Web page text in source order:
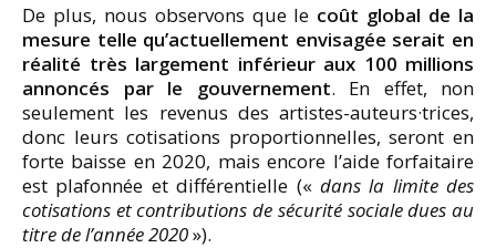
De plus, nous observons que le coût global de la
mesure telle qu’actuellement envisagée serait en
réalité très largement inférieur aux 100 millions
annoncés par le gouvernement. En effet, non
seulement les revenus des artistes-auteurs·trices,
donc leurs cotisations proportionnelles, seront en
forte baisse en 2020, mais encore l’aide forfaitaire
est plafonnée et différentielle (« dans la limite des
cotisations et contributions de sécurité sociale dues au
titre de l’année 2020»).